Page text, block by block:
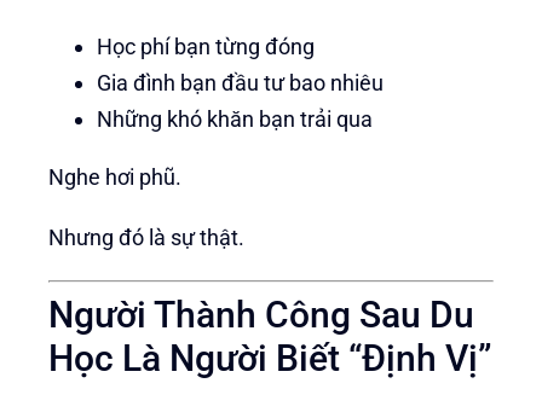
Học phí bạn từng đóng
Gia đình bạn đầu tư bao nhiêu
Những khó khăn bạn trải qua
Nghe hơi phũ.
Nhưng đó là sự thật.
Người Thành Công Sau Du
Học Là Người Biết “Định Vị”